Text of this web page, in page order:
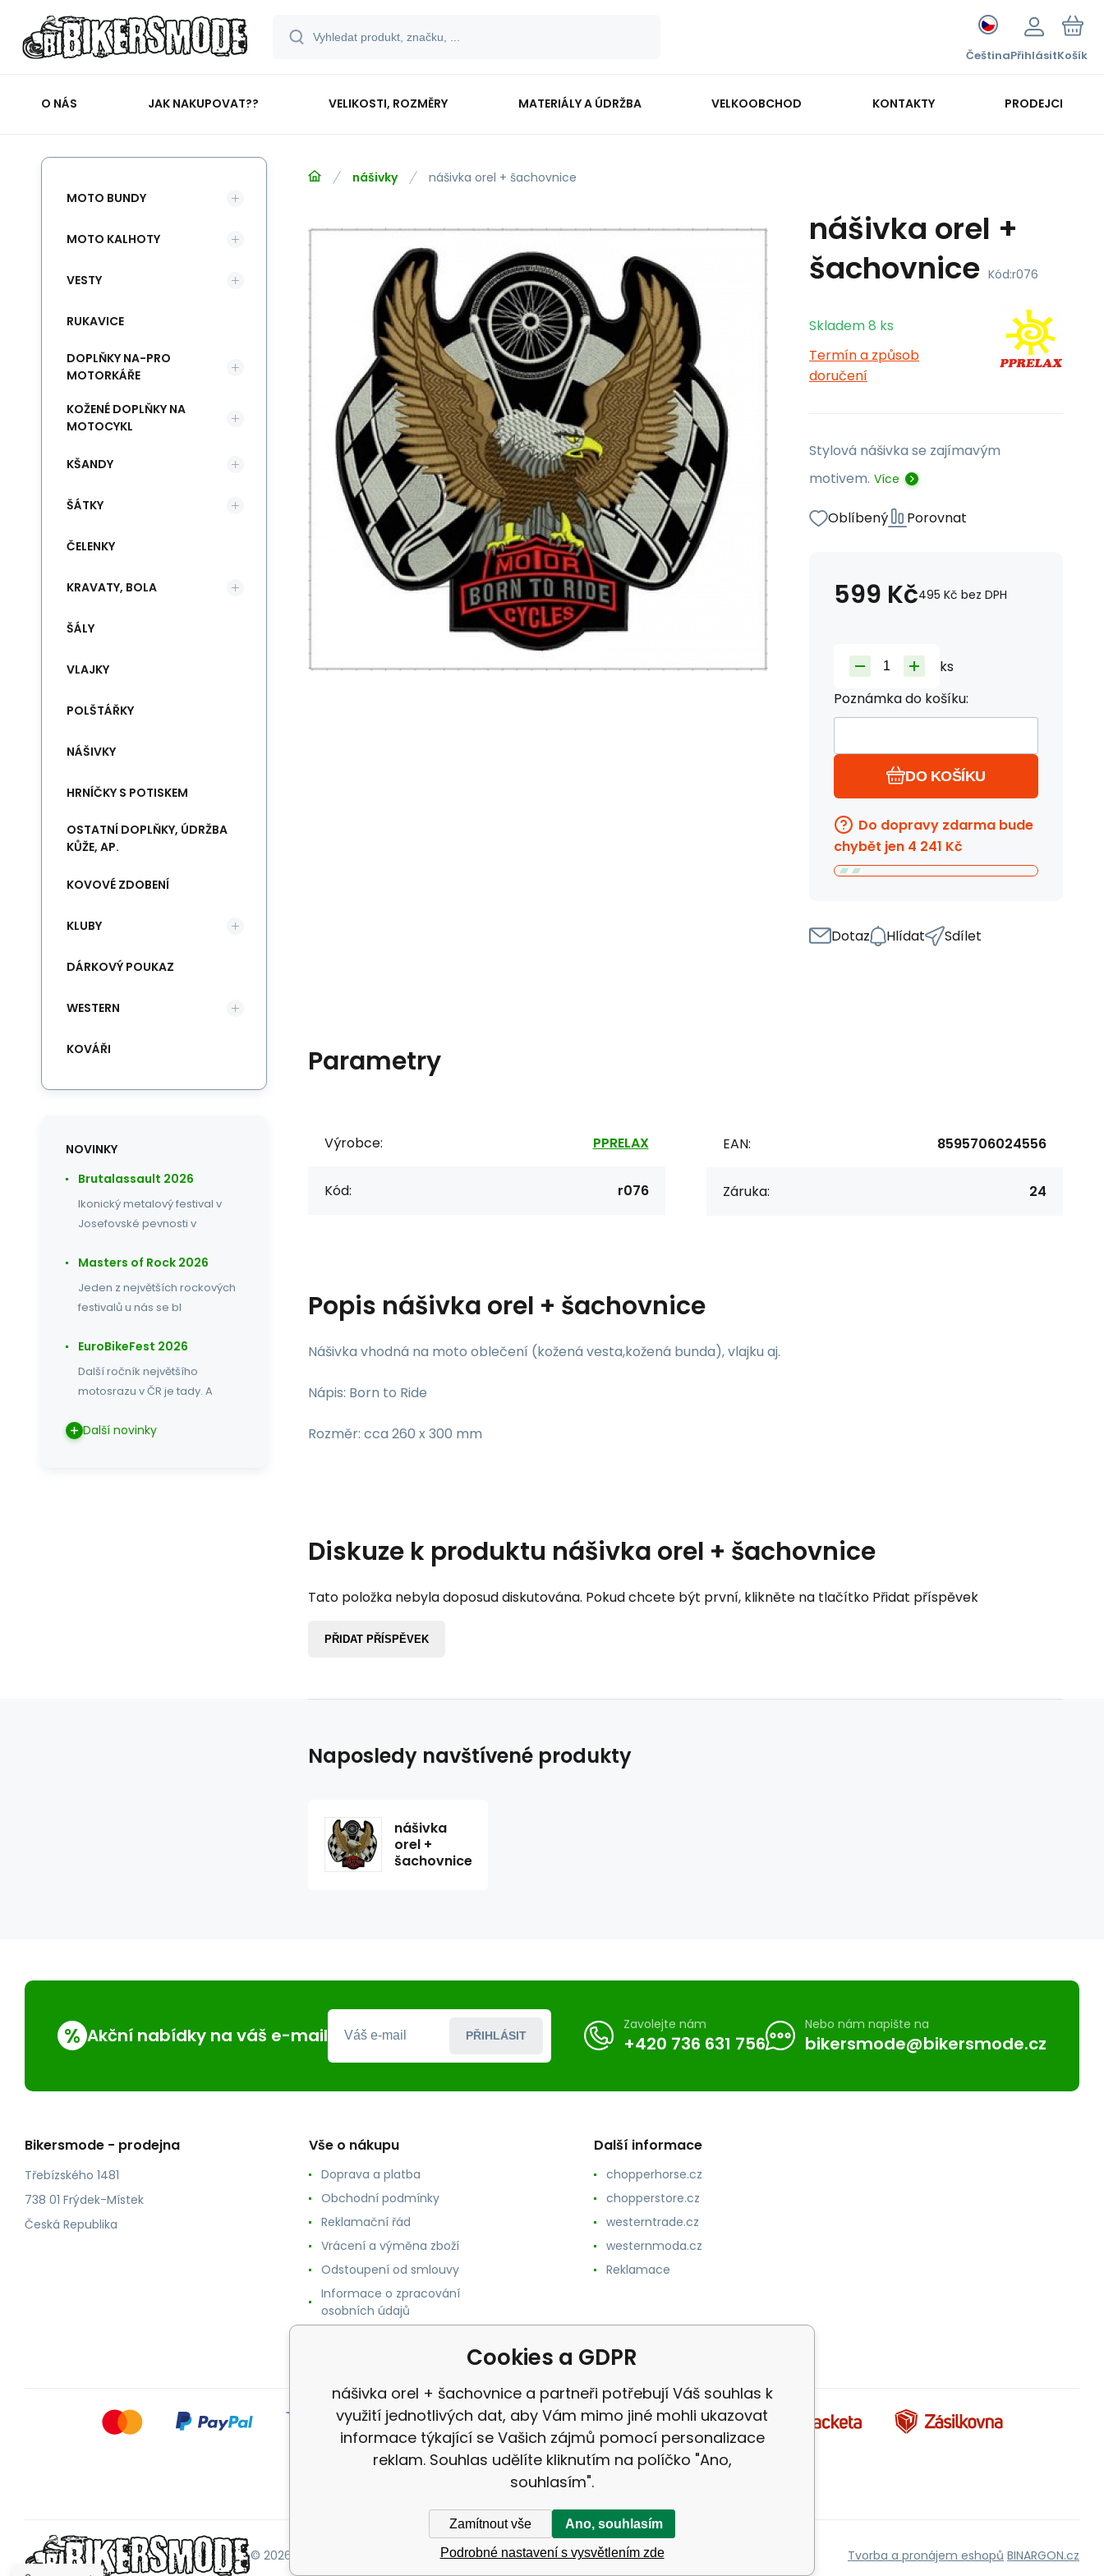
ČeštinaPřihlásitKošík
O NÁS JAK NAKUPOVAT?? VELIKOSTI, ROZMĚRY MATERIÁLY A ÚDRŽBA VELKOOBCHOD KONTAKTY PRODEJCI
nášivky nášivka orel + šachovnice
nášivka orel +
šachovnice Kód:r076
Skladem8 ks
Termín a způsob
doručení
Stylová nášivka se zajímavým
motivem. Více
Oblíbený Porovnat
599 Kč495 Kč bez DPH
ks
Poznámka do košíku:
DO KOŠÍKU
Do dopravy zdarma bude
chybět jen 4 241 Kč
Dotaz Hlídat Sdílet
Parametry
Výrobce: PPRELAX
Kód: r076
EAN: 8595706024556
Záruka: 24
Popis nášivka orel + šachovnice
Nášivka vhodná na moto oblečení (kožená vesta,kožená bunda), vlajku aj.
Nápis: Born to Ride
Rozměr: cca 260 x 300 mm
Diskuze k produktu nášivka orel + šachovnice
Tato položka nebyla doposud diskutována. Pokud chcete být první, klikněte na tlačítko Přidat příspěvek
PŘIDAT PŘÍSPĚVEK
MOTO BUNDY
MOTO KALHOTY
VESTY
RUKAVICE
DOPLŇKY NA-PRO
MOTORKÁŘE
KOŽENÉ DOPLŇKY NA
MOTOCYKL
KŠANDY
ŠÁTKY
ČELENKY
KRAVATY, BOLA
ŠÁLY
VLAJKY
POLŠTÁŘKY
NÁŠIVKY
HRNÍČKY S POTISKEM
OSTATNÍ DOPLŇKY, ÚDRŽBA
KŮŽE, AP.
KOVOVÉ ZDOBENÍ
KLUBY
DÁRKOVÝ POUKAZ
WESTERN
KOVÁŘI
NOVINKY
Brutalassault 2026
Ikonický metalový festival v
Josefovské pevnosti v
Masters of Rock 2026
Jeden z největších rockových
festivalů u nás se bl
EuroBikeFest 2026
Další ročník největšího
motosrazu v ČR je tady. A
Další novinky
Naposledy navštívené produkty
nášivka
orel +
šachovnice
% Akční nabídky na váš e-mail PŘIHLÁSIT
Zavolejte nám
+420 736 631 756
Nebo nám napište na
bikersmode@bikersmode.cz
Bikersmode - prodejna
Třebízského 1481
738 01 Frýdek-Místek
Česká Republika
Vše o nákupu
Doprava a platba
Obchodní podmínky
Reklamační řád
Vrácení a výměna zboží
Odstoupení od smlouvy
Informace o zpracování
osobních údajů
Další informace
chopperhorse.cz
chopperstore.cz
westerntrade.cz
westernmoda.cz
Reklamace
© 2026 | Tvorba a pronájem eshopů BINARGON.cz
Cookies a GDPR
nášivka orel + šachovnice a partneři potřebují Váš souhlas k
využití jednotlivých dat, aby Vám mimo jiné mohli ukazovat
informace týkající se Vašich zájmů pomocí personalizace
reklam. Souhlas udělíte kliknutím na políčko "Ano,
souhlasím".
Zamítnout vše Ano, souhlasím
Podrobné nastavení s vysvětlením zde